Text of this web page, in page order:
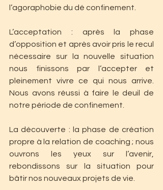
l’agoraphobie du dé confinement.
L’acceptation : après la phase
d’opposition et après avoir pris le recul
nécessaire sur la nouvelle situation
nous finissons par l’accepter et
pleinement vivre ce qui nous arrive.
Nous avons réussi à faire le deuil de
notre période de confinement.
La découverte : la phase de création
propre à la relation de coaching ; nous
ouvrons les yeux sur l’avenir,
rebondissons sur la situation pour
bâtir nos nouveaux projets de vie.